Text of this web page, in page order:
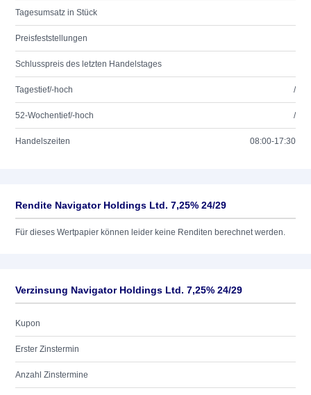
Tagesumsatz in Stück
Preisfeststellungen
Schlusspreis des letzten Handelstages
Tagestief/-hoch /
52-Wochentief/-hoch /
Handelszeiten 08:00-17:30
Rendite Navigator Holdings Ltd. 7,25% 24/29
Für dieses Wertpapier können leider keine Renditen berechnet werden.
Verzinsung Navigator Holdings Ltd. 7,25% 24/29
Kupon
Erster Zinstermin
Anzahl Zinstermine